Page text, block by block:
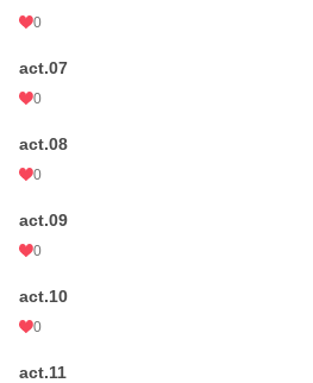
0
act.07
0
act.08
0
act.09
0
act.10
0
act.11